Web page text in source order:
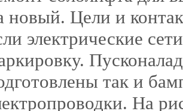
новый. Цели и
электрические
так и
На